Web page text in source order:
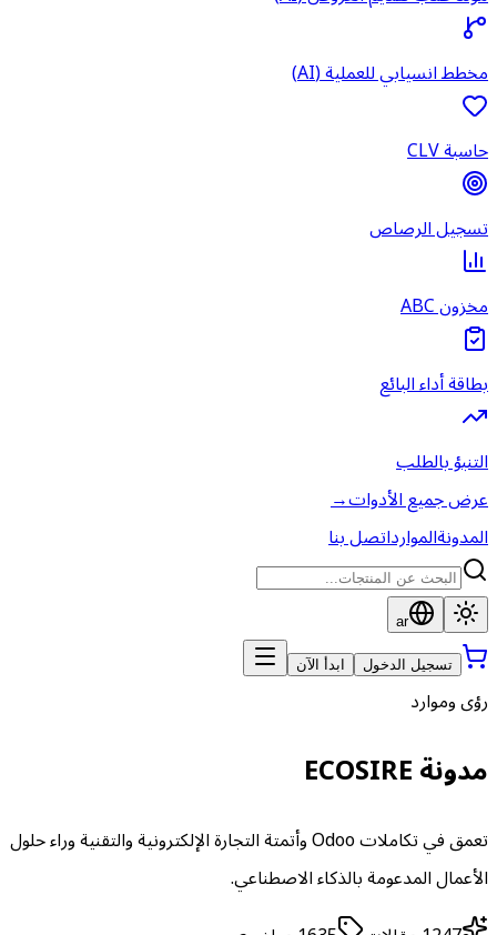
مخطط انسيابي للعملية (AI)
حاسبة CLV
تسجيل الرصاص
مخزون ABC
بطاقة أداء البائع
التنبؤ بالطلب
عرض جميع الأدوات→
المدونةالموارداتصل بنا
ar
تسجيل الدخول ابدأ الآن
رؤى وموارد
مدونة ECOSIRE
تعمق في تكاملات Odoo وأتمتة التجارة الإلكترونية والتقنية وراء حلول
الأعمال المدعومة بالذكاء الاصطناعي.